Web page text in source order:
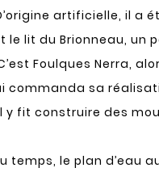
artificielle, il a
le lit du Brionneau, un
Foulques Nerra,
commanda sa
y fit construire des
temps, le plan d’eau